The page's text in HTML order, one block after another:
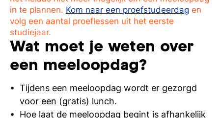
in te plannen. Kom naar een proefstudeerdag en
volg een aantal proeflessen uit het eerste
studiejaar.
Wat moet je weten over
een meeloopdag?
Tijdens een meeloopdag wordt er gezorgd
voor een (gratis) lunch.
Hoe laat de meeloopdag begint is afhankelijk